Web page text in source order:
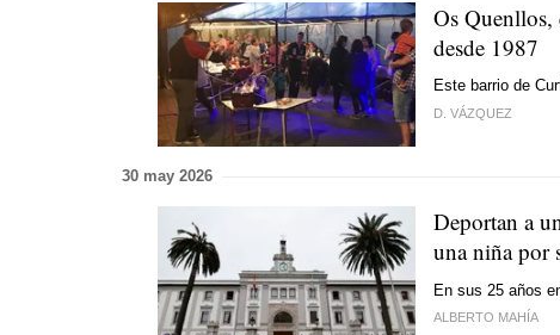
Os Quenllos,
desde 1987
Este barrio de
D. VÁZQUEZ
30 may 2026
Deportan a
una niña por
En sus 25 años
ALBERTO MAHÍA